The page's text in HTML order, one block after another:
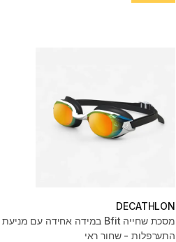
DECATHLON
מסכת שחייה Bfit במידה אחידה עם מניעת
התערפלות - שחור ראי